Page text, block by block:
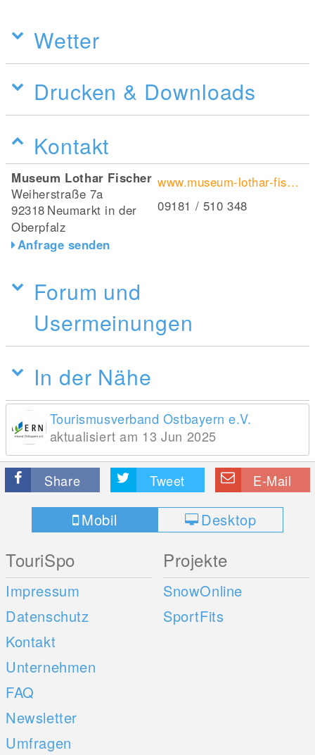
Wetter
Drucken & Downloads
Kontakt
Museum Lothar Fischer
Weiherstraße 7a
92318 Neumarkt in der
Oberpfalz
Anfrage senden
www.museum-lothar-fischer.de
09181 / 510 348
Forum und
Usermeinungen
In der Nähe
Tourismusverband Ostbayern e.V.
aktualisiert am 13 Jun 2025
Share Tweet E-Mail
Mobil Desktop
TouriSpo
Impressum
Datenschutz
Kontakt
Unternehmen
FAQ
Newsletter
Umfragen
Projekte
SnowOnline
SportFits